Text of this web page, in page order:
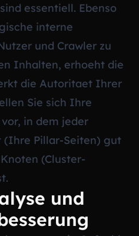
essentiell. Ebenso
interne
und Crawler zu
Inhalten, erhoeht die
die Autoritaet Ihrer
Sie sich Ihre
in dem jeder
Pillar-Seiten) gut
(Cluster-
und